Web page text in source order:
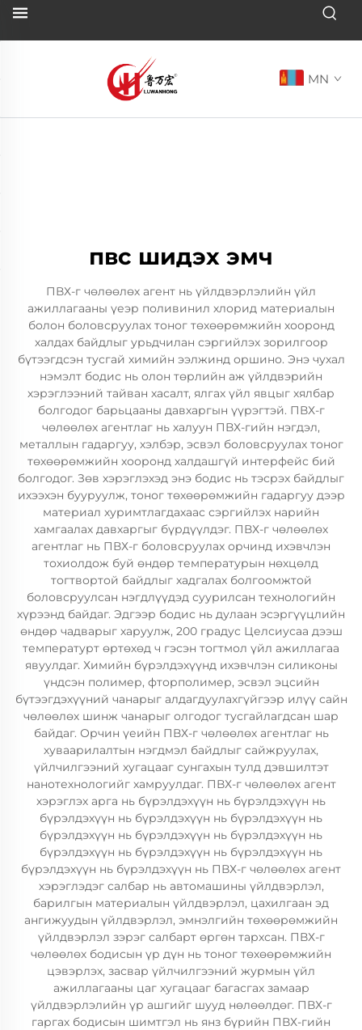
MN
пвс шидэх эмч
ПВХ-г чөлөөлөх агент нь үйлдвэрлэлийн үйл
ажиллагааны үеэр поливинил хлорид материалын
болон боловсруулах тоног төхөөрөмжийн хооронд
халдах байдлыг урьдчилан сэргийлэх зорилгоор
бүтээгдсэн тусгай химийн ээлжинд оршино. Энэ чухал
нэмэлт бодис нь олон төрлийн аж үйлдвэрийн
хэрэглээний тайван хасалт, ялгах үйл явцыг хялбар
болгодог барьцааны давхаргын үүрэгтэй. ПВХ-г
чөлөөлөх агентлаг нь халуун ПВХ-гийн нэгдэл,
металлын гадаргуу, хэлбэр, эсвэл боловсруулах тоног
төхөөрөмжийн хооронд халдашгүй интерфейс бий
болгодог. Зөв хэрэглэхэд энэ бодис нь тэсрэх байдлыг
ихээхэн бууруулж, тоног төхөөрөмжийн гадаргуу дээр
материал хуримтлагдахаас сэргийлэх нарийн
хамгаалах давхаргыг бүрдүүлдэг. ПВХ-г чөлөөлөх
агентлаг нь ПВХ-г боловсруулах орчинд ихэвчлэн
тохиолдож буй өндөр температурын нөхцөлд
тогтвортой байдлыг хадгалах болгоомжтой
боловсруулсан нэгдлүүдэд суурилсан технологийн
хүрээнд байдаг. Эдгээр бодис нь дулаан эсэргүүцлийн
өндөр чадварыг харуулж, 200 градус Целсиусаа дээш
температурт өртөхөд ч гэсэн тогтмол үйл ажиллагаа
явуулдаг. Химийн бүрэлдэхүүнд ихэвчлэн силиконы
үндсэн полимер, фторполимер, эсвэл эцсийн
бүтээгдэхүүний чанарыг алдагдуулахгүйгээр илүү сайн
чөлөөлөх шинж чанарыг олгодог тусгайлагдсан шар
байдаг. Орчин үеийн ПВХ-г чөлөөлөх агентлаг нь
хуваарилалтын нэгдмэл байдлыг сайжруулах,
үйлчилгээний хугацааг сунгахын тулд дэвшилтэт
нанотехнологийг хамруулдаг. ПВХ-г чөлөөлөх агент
хэрэглэх арга нь бүрэлдэхүүн нь бүрэлдэхүүн нь
бүрэлдэхүүн нь бүрэлдэхүүн нь бүрэлдэхүүн нь
бүрэлдэхүүн нь бүрэлдэхүүн нь бүрэлдэхүүн нь
бүрэлдэхүүн нь бүрэлдэхүүн нь бүрэлдэхүүн нь
бүрэлдэхүүн нь бүрэлдэхүүн нь ПВХ-г чөлөөлөх агент
хэрэглэдэг салбар нь автомашины үйлдвэрлэл,
барилгын материалын үйлдвэрлэл, цахилгаан эд
ангижуудын үйлдвэрлэл, эмнэлгийн төхөөрөмжийн
үйлдвэрлэл зэрэг салбарт өргөн тархсан. ПВХ-г
чөлөөлөх бодисын үр дүн нь тоног төхөөрөмжийн
цэвэрлэх, засвар үйлчилгээний журмын үйл
ажиллагааны цаг хугацааг багасгах замаар
үйлдвэрлэлийн үр ашгийг шууд нөлөөлдөг. ПВХ-г
гаргах бодисын шимтгэл нь янз бүрийн ПВХ-гийн